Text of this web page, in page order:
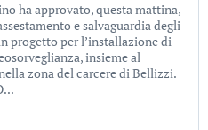
ha approvato, questa mattina,
e salvaguardia degli
progetto per l’installazione di
insieme al
zona del carcere di Bellizzi.